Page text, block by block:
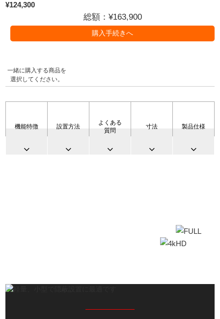
¥124,300
総額：¥163,900
一緒に購入する商品を
選択してください。
機能特徴 設置方法
よくある
質問
寸法 製品仕様